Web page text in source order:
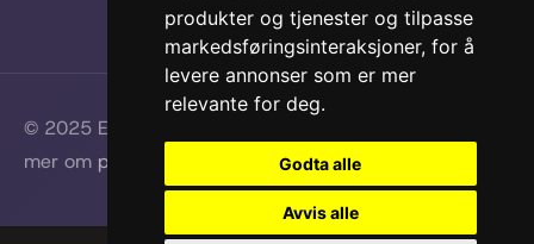
produkter og tjenester og tilpasse
markedsføringsinteraksjoner, for å
levere annonser som er mer
relevante for deg.
Godta alle
Avvis alle
© 2025 Erus Encodia AS • NO 919 545 240 MVA • Les
mer om personvern Oppdater cookie-preferanser